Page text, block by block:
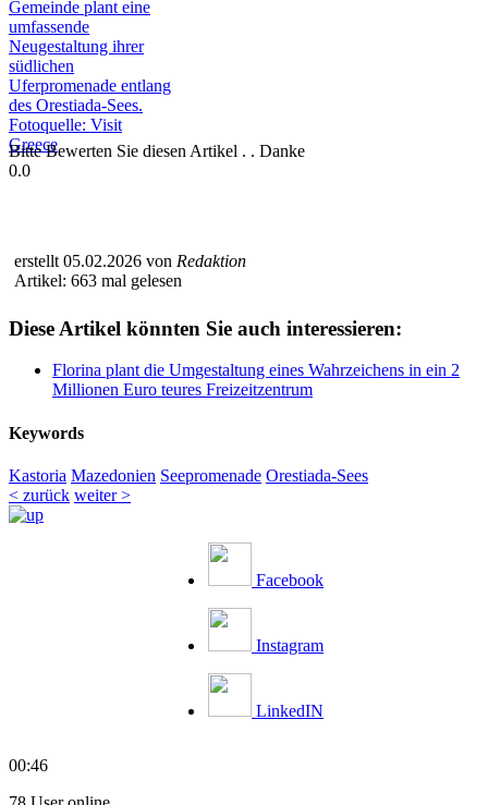
Bitte Bewerten Sie diesen Artikel . . Danke
0.0
erstellt 05.02.2026 von Redaktion
Artikel: 663 mal gelesen
Diese Artikel könnten Sie auch interessieren:
Florina plant die Umgestaltung eines Wahrzeichens in ein 2
Millionen Euro teures Freizeitzentrum
Keywords
Kastoria Mazedonien Seepromenade Orestiada-Sees
< zurück weiter >
Facebook
Instagram
LinkedIN
00:46